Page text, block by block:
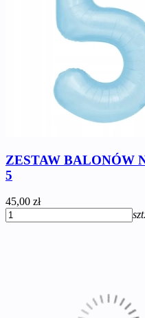
ZESTAW BALONÓW
5
45,00 zł
szt.